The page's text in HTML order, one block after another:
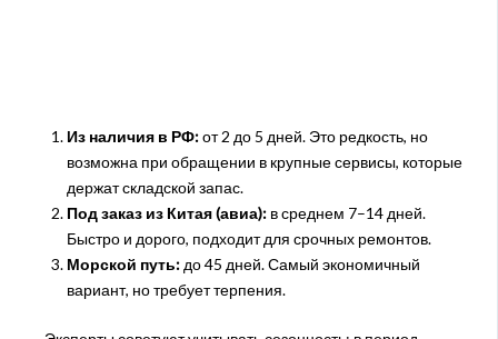
Из наличия в РФ:от 2 до 5 дней. Это редкость, но
возможна при обращении в крупные сервисы, которые
держат складской запас.
Под заказ из Китая (авиа):в среднем 7–14 дней.
Быстро и дорого, подходит для срочных ремонтов.
Морской путь:до 45 дней. Самый экономичный
вариант, но требует терпения.